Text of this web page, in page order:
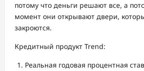
потому что деньги решают все, а
момент они открывают двери,
закроются.
Кредитный продукт Trend:
Реальная годовая процентная